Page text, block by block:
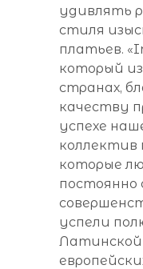
удивлять
стиля
платьев.
который
странах,
качеству
успехе
коллектив
которые
постоянно
успели
Латинской